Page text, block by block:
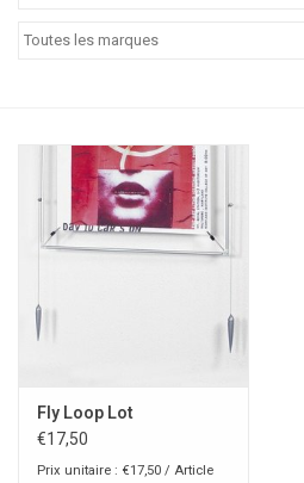
Fly Loop Lot
€17,50
Prix unitaire : €17,50 / Article